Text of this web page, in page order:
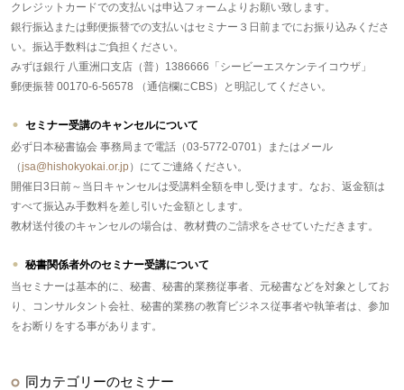
クレジットカードでの支払いは申込フォームよりお願い致します。
銀行振込または郵便振替での支払いはセミナー３日前までにお振り込みくださ
い。振込手数料はご負担ください。
みずほ銀行 八重洲口支店（普）1386666「シービーエスケンテイコウザ」
郵便振替 00170-6-56578 （通信欄にCBS）と明記してください。
セミナー受講のキャンセルについて
必ず日本秘書協会 事務局まで電話（03-5772-0701）またはメール
（jsa@hishokyokai.or.jp）にてご連絡ください。
開催日3日前～当日キャンセルは受講料全額を申し受けます。なお、返金額は
すべて振込み手数料を差し引いた金額とします。
教材送付後のキャンセルの場合は、教材費のご請求をさせていただきます。
秘書関係者外のセミナー受講について
当セミナーは基本的に、秘書、秘書的業務従事者、元秘書などを対象としてお
り、コンサルタント会社、秘書的業務の教育ビジネス従事者や執筆者は、参加
をお断りをする事があります。
同カテゴリーのセミナー